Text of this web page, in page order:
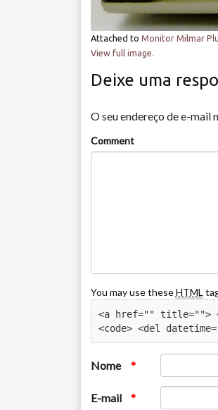
Attached to Monitor Milmar
View full image.
Deixe uma
O seu endereço de e-mail
Comment
You may use theseHTML
<a href="" title="">
<code> <del
Nome *
E-mail *